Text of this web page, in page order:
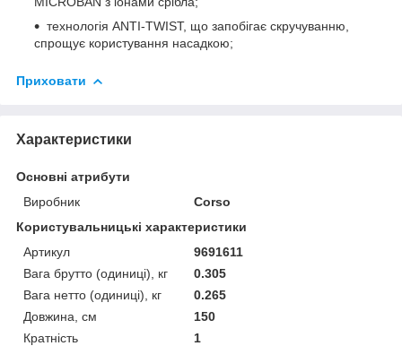
технологія ANTI-TWIST, що запобігає скручуванню,
спрощує користування насадкою;
Приховати
Характеристики
Основні атрибути
Виробник
Corso
Користувальницькі характеристики
Артикул
9691611
Вага брутто (одиниці), кг
0.305
Вага нетто (одиниці), кг
0.265
Довжина, см
150
Кратність
1